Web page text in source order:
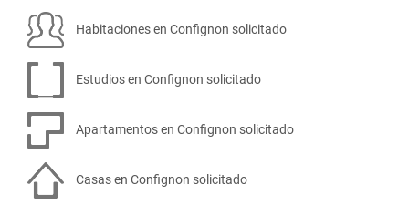
Habitaciones en Confignon solicitado
Estudios en Confignon solicitado
Apartamentos en Confignon solicitado
Casas en Confignon solicitado